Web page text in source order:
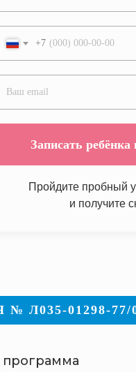
Пройдите пробный
и получите
+7
Записать
01298-77/
программа